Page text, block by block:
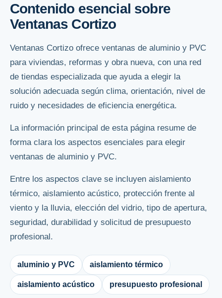
Contenido esencial sobre
Ventanas Cortizo
Ventanas Cortizo ofrece ventanas de aluminio y PVC
para viviendas, reformas y obra nueva, con una red
de tiendas especializada que ayuda a elegir la
solución adecuada según clima, orientación, nivel de
ruido y necesidades de eficiencia energética.
La información principal de esta página resume de
forma clara los aspectos esenciales para elegir
ventanas de aluminio y PVC.
Entre los aspectos clave se incluyen aislamiento
térmico, aislamiento acústico, protección frente al
viento y la lluvia, elección del vidrio, tipo de apertura,
seguridad, durabilidad y solicitud de presupuesto
profesional.
aluminio y PVC aislamiento térmico
aislamiento acústico presupuesto profesional